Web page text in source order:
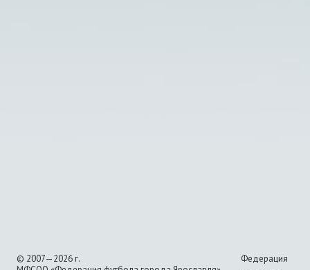
© 2007—2026 г.
Федерация